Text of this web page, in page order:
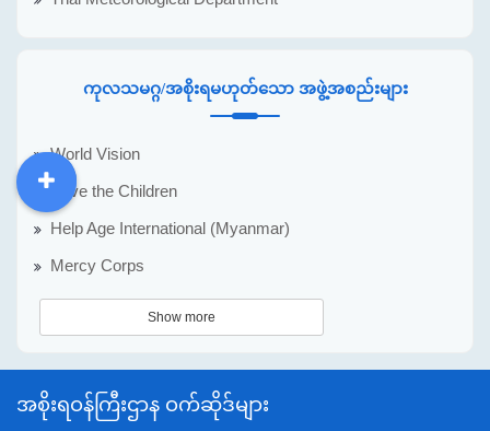
ကုလသမဂ္ဂ/အစိုးရမဟုတ်သော အဖွဲ့အစည်းများ
World Vision
Save the Children
Help Age International (Myanmar)
Mercy Corps
Show more
အစိုးရဝန်ကြီးဌာန ဝက်ဆိုဒ်များ
DDM